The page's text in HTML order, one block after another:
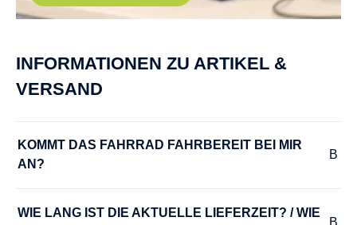
INFORMATIONEN ZU ARTIKEL &
VERSAND
KOMMT DAS FAHRRAD FAHRBEREIT BEI MIR
AN?
WIE LANG IST DIE AKTUELLE LIEFERZEIT? / WIE